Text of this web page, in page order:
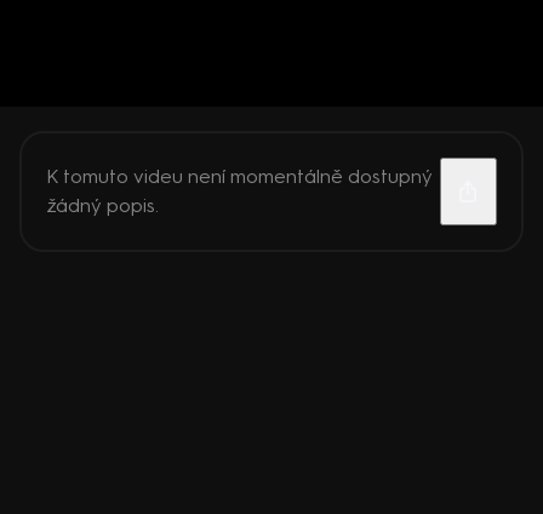
K tomuto videu není momentálně dostupný
žádný popis.